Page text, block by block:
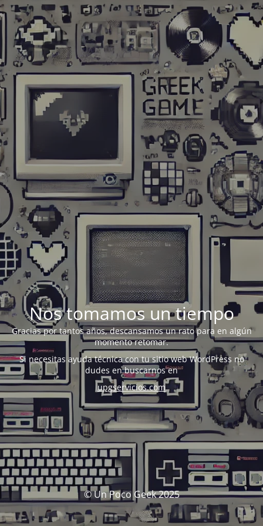
Nos tomamos un tiempo
Gracias por tantos años, descansamos un rato para en algún
momento retomar.
Si necesitas ayuda técnica con tu sitio web WordPress no
dudes en buscarnos en
upgservicios.com
© Un Poco Geek 2025